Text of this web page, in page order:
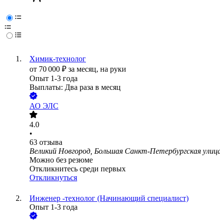
Химик-технолог
от 70 000 ₽ за месяц, на руки
Опыт 1-3 года
Выплаты: Два раза в месяц
АО ЭЛС
4.0
•
63 отзыва
Великий Новгород, Большая Санкт-Петербургская
Можно без резюме
Откликнитесь среди первых
Откликнуться
Инженер -технолог (Начинающий специалист)
Опыт 1-3 года